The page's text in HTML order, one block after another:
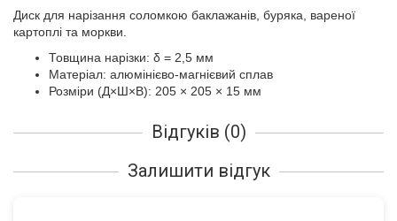
Диск для нарізання соломкою баклажанів, буряка, вареної
картоплі та моркви.
Товщина нарізки: δ = 2,5 мм
Матеріал: алюмінієво-магнієвий сплав
Розміри (Д×Ш×В): 205 × 205 × 15 мм
Відгуків (0)
Залишити відгук